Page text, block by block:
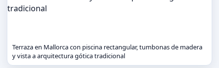
Terraza en Mallorca con piscina rectangular, tumbonas de madera
y vista a arquitectura gótica tradicional